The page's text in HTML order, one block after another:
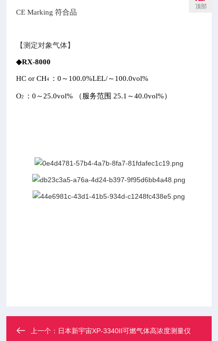
CE Marking 符合品
【测定对象气体】
◆RX-8000
HC or CH4 ：0～100.0%LEL/～100.0vol%
O2 ：0～25.0vol% （服务范围 25.1～40.0vol%）
上一个： 日本新宇宙XP-3340II可燃气体高浓度测量仪
顶部